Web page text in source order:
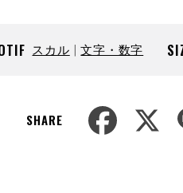
スカル 文字・数字
SHARE